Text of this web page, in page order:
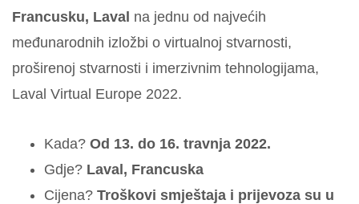
Francusku, Laval na jednu od najvećih
međunarodnih izložbi o virtualnoj stvarnosti,
proširenoj stvarnosti i imerzivnim tehnologijama,
Laval Virtual Europe 2022.
Kada? Od 13. do 16. travnja 2022.
Gdje? Laval, Francuska
Cijena? Troškovi smještaja i prijevoza su u